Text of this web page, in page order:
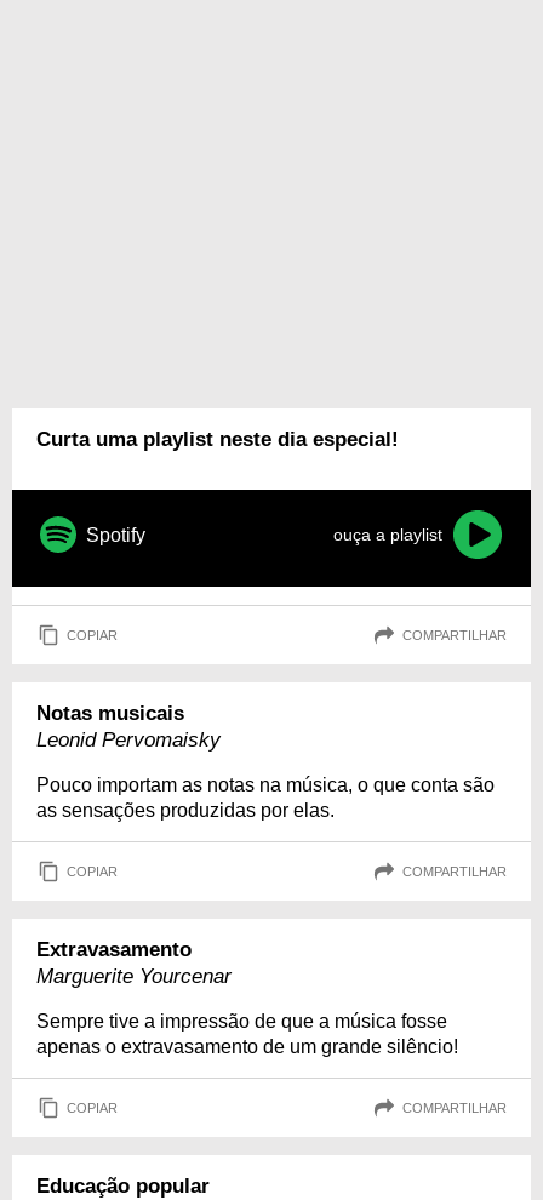
Curta uma playlist neste dia especial!
Spotify ouça a playlist
COPIAR COMPARTILHAR
Notas musicais
Leonid Pervomaisky
Pouco importam as notas na música, o que conta são
as sensações produzidas por elas.
COPIAR COMPARTILHAR
Extravasamento
Marguerite Yourcenar
Sempre tive a impressão de que a música fosse
apenas o extravasamento de um grande silêncio!
COPIAR COMPARTILHAR
Educação popular